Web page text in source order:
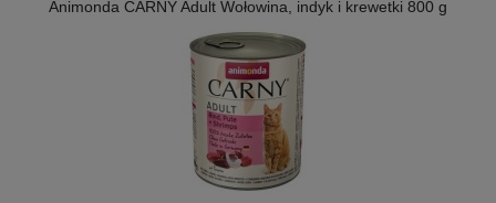
Animonda CARNY Adult Wołowina, indyk i krewetki 800 g